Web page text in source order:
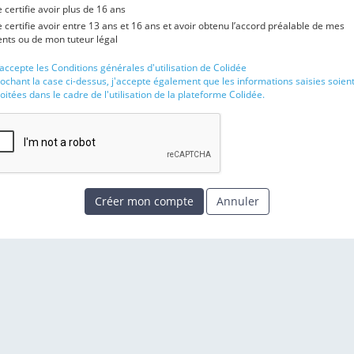
certifie avoir plus de 16 ans
certifie avoir entre 13 ans et 16 ans et avoir obtenu l’accord préalable de mes
ou de mon tuteur légal
les Conditions générales d'utilisation de Colidée
la case ci-dessus, j'accepte également que les informations saisies soient
dans le cadre de l'utilisation de la plateforme Colidée.
Créer mon compte Annuler